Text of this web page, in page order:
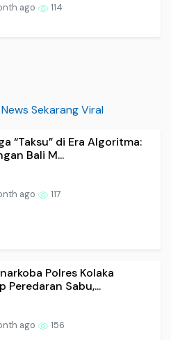
ago 114
Sekarang Viral
“Taksu” di Era Algoritma:
Bali M...
ago 117
Polres Kolaka
Peredaran Sabu,...
ago 156